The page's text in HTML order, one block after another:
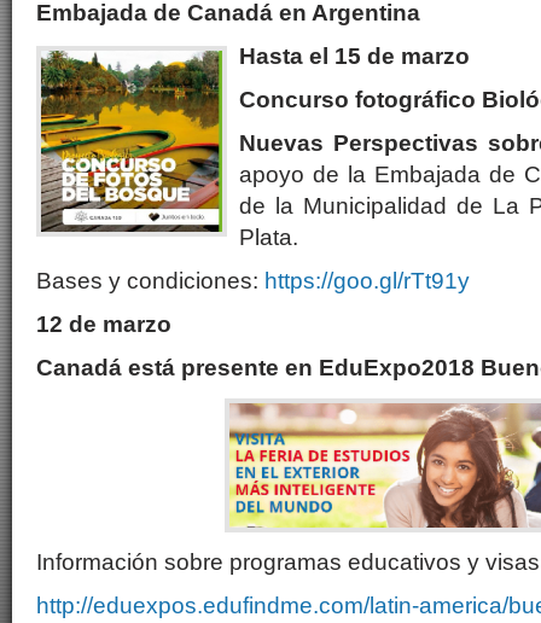
Embajada de Canadá en Argentina
Hasta el 15 de marzo
Concurso fotográfico
Nuevas Perspectivas
apoyo de la Embajada de
de la Municipalidad de La
Plata.
Bases y condiciones: https://goo.gl/rTt91y
12 de marzo
Canadá está presente en EduExpo2018
Información sobre programas educativos y
http://eduexpos.edufindme.com/latin-america/